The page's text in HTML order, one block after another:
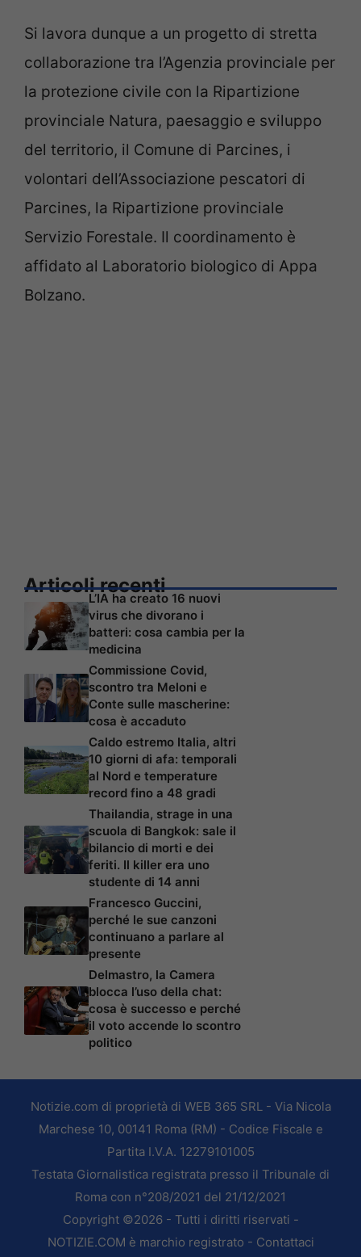
Si lavora dunque a un progetto di stretta
collaborazione tra l’Agenzia provinciale per
la protezione civile con la Ripartizione
provinciale Natura, paesaggio e sviluppo
del territorio, il Comune di Parcines, i
volontari dell’Associazione pescatori di
Parcines, la Ripartizione provinciale
Servizio Forestale. Il coordinamento è
affidato al Laboratorio biologico di Appa
Bolzano.
Articoli recenti
L’IA ha creato 16 nuovi
virus che divorano i
batteri: cosa cambia per la
medicina
Commissione Covid,
scontro tra Meloni e
Conte sulle mascherine:
cosa è accaduto
Caldo estremo Italia, altri
10 giorni di afa: temporali
al Nord e temperature
record fino a 48 gradi
Thailandia, strage in una
scuola di Bangkok: sale il
bilancio di morti e dei
feriti. Il killer era uno
studente di 14 anni
Francesco Guccini,
perché le sue canzoni
continuano a parlare al
presente
Delmastro, la Camera
blocca l’uso della chat:
cosa è successo e perché
il voto accende lo scontro
politico
Notizie.com di proprietà di WEB 365 SRL - Via Nicola
Marchese 10, 00141 Roma (RM) - Codice Fiscale e
Partita I.V.A. 12279101005
Testata Giornalistica registrata presso il Tribunale di
Roma con n°208/2021 del 21/12/2021
Copyright ©2026 - Tutti i diritti riservati -
NOTIZIE.COM è marchio registrato - Contattaci